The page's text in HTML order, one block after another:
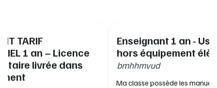
TARIF
1 an – Licence
livrée dans
Enseignant 1 an -
hors équipement
bmhhmvud
Ma classe possède les